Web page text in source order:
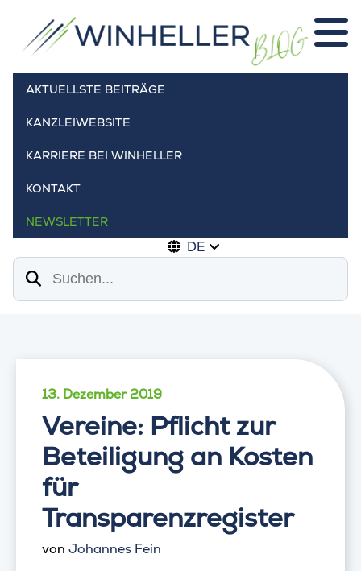
AKTUELLSTE BEITRÄGE
KANZLEIWEBSITE
KARRIERE BEI WINHELLER
KONTAKT
NEWSLETTER
DE
Suchen
13. Dezember 2019
Vereine: Pflicht zur
Beteiligung an Kosten
für
Transparenzregister
von Johannes Fein